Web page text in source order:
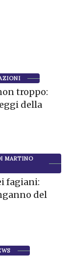
troppo:
della
MARTINO
fagiani:
del